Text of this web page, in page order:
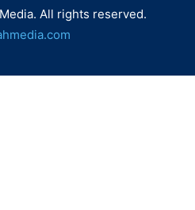
All rights reserved.